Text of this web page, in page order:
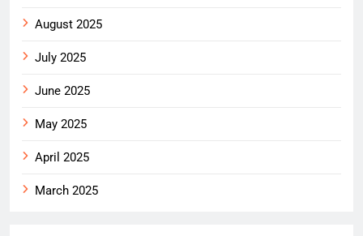
August 2025
July 2025
June 2025
May 2025
April 2025
March 2025